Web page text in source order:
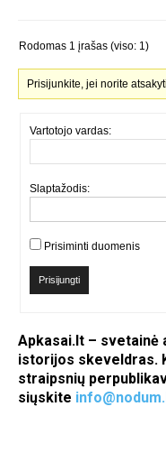
Rodomas 1 įrašas (viso: 1)
Prisijunkite, jei norite
Vartotojo vardas:
Slaptažodis:
Prisiminti duomenis
Prisijungti
Apkasai.lt – svetainė
istorijos skeveldras.
straipsnių
siųskite